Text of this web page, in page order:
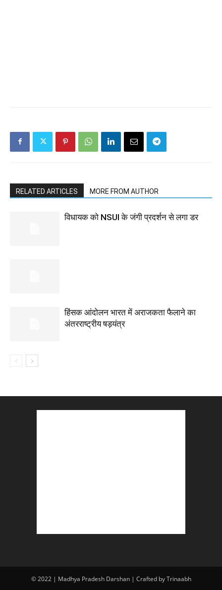
RELATED ARTICLES MORE FROM AUTHOR
विधायक को NSUI के जंगी प्रदर्शन से लगा डर
हिंसक आंदोलन भारत में अराजकता फैलाने का
अंतरराष्ट्रीय षड़यंत्र
© 2022 | Madhya Pradesh Darshan | Crafted by Trinaabh